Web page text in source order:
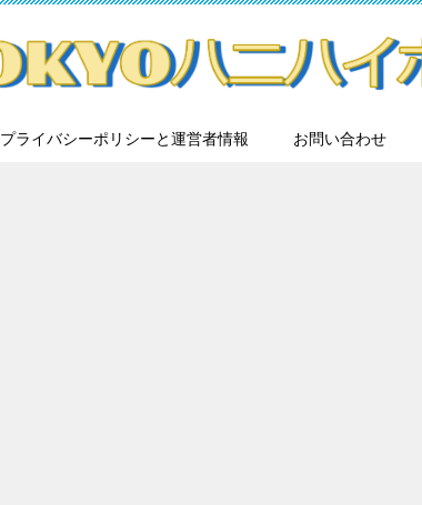
プライバシーポリシーと運営者情報 お問い合わせ